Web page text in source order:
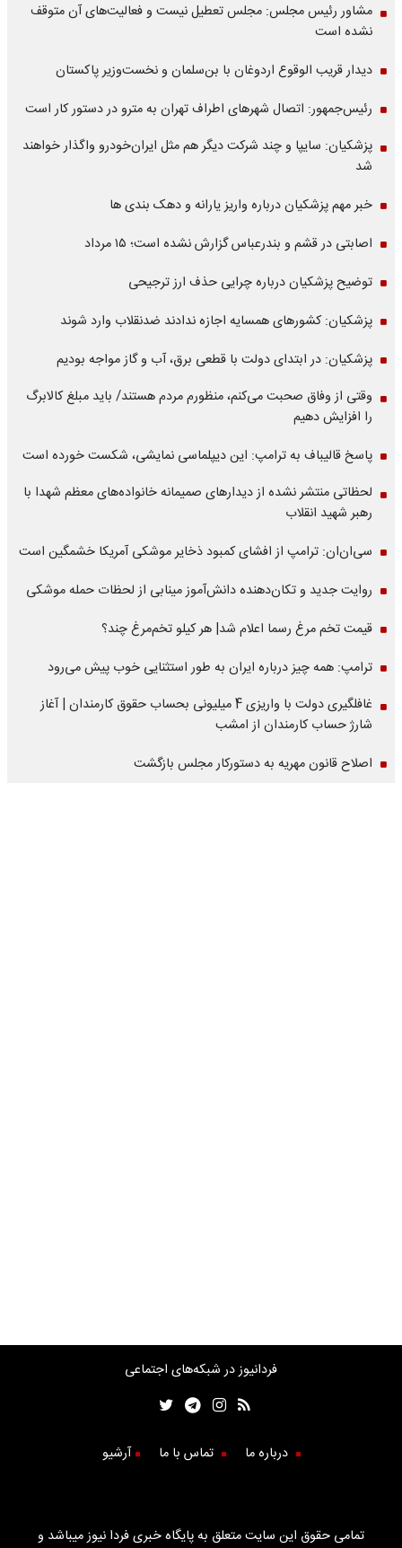
مشاور رئیس مجلس: مجلس تعطیل نیست و فعالیت‌های آن متوقف
نشده است
دیدار قریب الوقوع اردوغان با بن‌سلمان و نخست‌وزیر پاکستان
رئیس‌جمهور: اتصال شهرهای اطراف تهران به مترو در دستور کار است
پزشکیان: سایپا و چند شرکت دیگر هم مثل ایران‌خودرو واگذار خواهند
شد
خبر مهم پزشکیان درباره واریز یارانه و دهک بندی ها
اصابتی در قشم و بندرعباس گزارش نشده است؛ ۱۵ مرداد
توضیح پزشکیان درباره چرایی حذف ارز ترجیحی
پزشکیان: کشورهای همسایه اجازه ندادند ضدنقلاب وارد شوند
پزشکیان: در ابتدای دولت با قطعی برق، آب و گاز مواجه بودیم
وقتی از وفاق صحبت می‌کنم، منظورم مردم هستند/ باید مبلغ کالابرگ
را افزایش دهیم
پاسخ قالیباف به ترامپ: این دیپلماسی نمایشی، شکست خورده است
لحظاتی منتشر نشده از دیدارهای صمیمانه خانواده‌های معظم شهدا با
رهبر شهید انقلاب
سی‌ان‌ان: ترامپ از افشای کمبود ذخایر موشکی آمریکا خشمگین است
روایت جدید و تکان‌دهنده دانش‌آموز مینابی از لحظات حمله موشکی
قیمت تخم مرغ رسما اعلام شد| هر کیلو تخم‌مرغ چند؟
ترامپ: همه چیز درباره ایران به طور استثنایی خوب پیش می‌رود
غافلگیری دولت با واریزی 4 میلیونی بحساب حقوق کارمندان | آغاز
شارژ حساب کارمندان از امشب
اصلاح قانون مهریه به دستورکار مجلس بازگشت
فردانیوز در شبکه‌های اجتماعی
درباره ما تماس با ما آرشیو
تمامی حقوق این سایت متعلق به پایگاه خبری فردا نیوز میباشد و